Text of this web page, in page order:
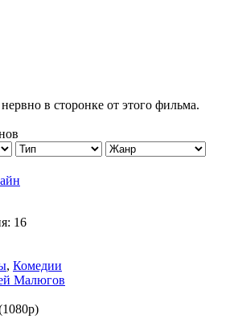
в сторонке от этого фильма.
16
, Комедии
Малюгов